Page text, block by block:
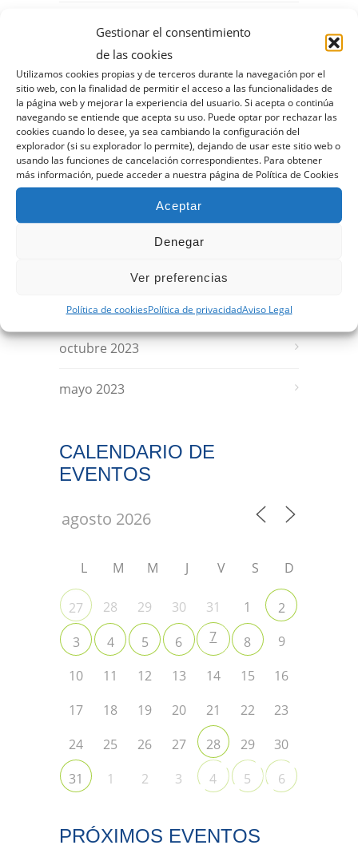
Gestionar el consentimiento
de las cookies
Utilizamos cookies propias y de terceros durante la navegación por el
sitio web, con la finalidad de permitir el acceso a las funcionalidades de
la página web y mejorar la experiencia del usuario. Si acepta o continúa
navegando se entiende que acepta su uso. Puede optar por rechazar las
cookies cuando lo desee, ya sea cambiando la configuración del
explorador (si su explorador lo permite), dejando de usar este sitio web o
usando las funciones de cancelación correspondientes. Para obtener
más información, puede acceder a nuestra página de Política de Cookies
Aceptar
Denegar
Ver preferencias
Política de cookiesPolítica de privacidadAviso Legal
mayo 2024
abril 2024
marzo 2024
febrero 2024
enero 2024
noviembre 2023
octubre 2023
mayo 2023
CALENDARIO DE
EVENTOS
L M M J V S D
27 28 29 30 31 1
2
3
4 5 6 7 8
9
10
11 12 13 14 15
16
17
18 19 20 21 22
23
24
25 26 27 28 29
30
31
1 2 3 4 5 6
PRÓXIMOS EVENTOS